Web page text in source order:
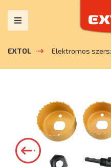
EXTOL Elektromos